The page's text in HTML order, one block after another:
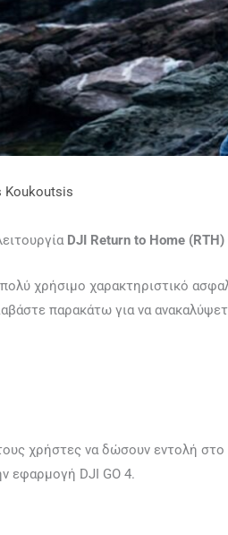
Koukoutsis
DJI Return to Home (RTH)
πολύ χρήσιμο χαρακτηριστικό
παρακάτω για να
χρήστες να δώσουν εντολή
εφαρμογή DJI GO 4.